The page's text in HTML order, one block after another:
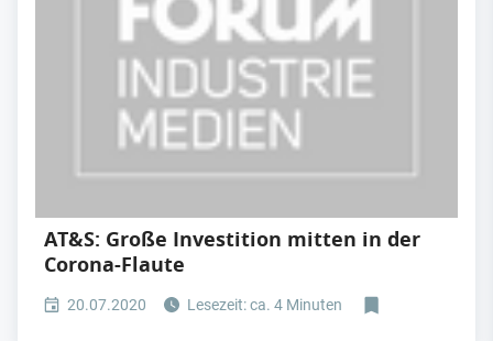
AT&S: Große Investition mitten in der
Corona-Flaute
20.07.2020 Lesezeit: ca. 4 Minuten